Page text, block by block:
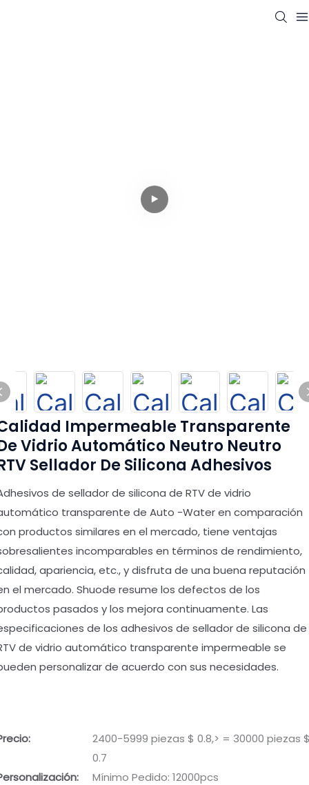
Impermeable Transparente
Vidrio Automático Neutro Neutro
Sellador De Silicona Adhesivos
de sellador de silicona de RTV de vidrio
transparente de Auto -Water en comparación
productos similares en el mercado, tiene ventajas
incomparables en términos de rendimiento,
apariencia, etc., y disfruta de una buena reputación
el mercado. Shuode resume los defectos de los
pasados y los mejora continuamente. Las
de los adhesivos de sellador de silicona de
de vidrio automático transparente impermeable se
personalizar de acuerdo con sus necesidades.
2400-5999 piezas $ 0.8,> = 30000 piezas
0.7
Mínimo Pedido: 12000pcs